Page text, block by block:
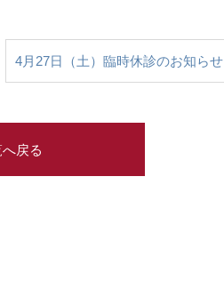
4月27日（土）臨時休診のお知らせ
戻る